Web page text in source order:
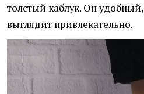
толстый каблук. Он
выглядит привлекательно.